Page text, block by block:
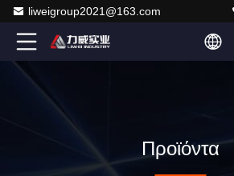
liweigroup2021@163.com
Προϊόντα